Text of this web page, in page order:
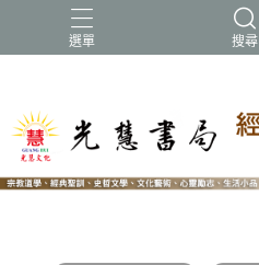
選單 搜尋
NEW